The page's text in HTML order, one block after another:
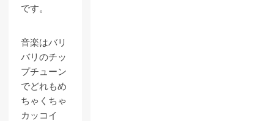
です。
音楽はバリ
バリのチッ
プチューン
でどれもめ
ちゃくちゃ
カッコイ